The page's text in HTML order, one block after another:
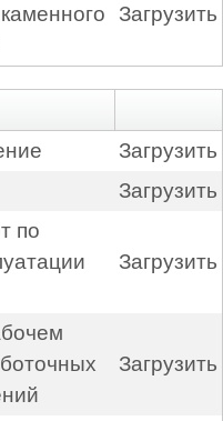
Загрузить
Загрузить
Загрузить
по
Загрузить
Загрузить